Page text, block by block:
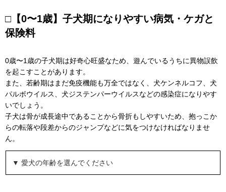
□【0〜1歳】子犬期になりやすい病気・ケガと
保険料
0歳〜1歳の子犬期は好奇心旺盛なため、遊んでいるうちに異物誤飲
を起こすことがあります。
また、若齢期はまだ免疫機能も万全ではなく、犬ケンネルコフ、犬
パルボウイルス、犬ジステンパーウイルスなどの感染症になりやす
いでしょう。
子犬は骨が成長途中であることから骨折もしやすいため、抱っこか
らの転落や段差からのジャンプなどに気をつけなければなりませ
ん。
▼ 愛犬の年齢を選んでください